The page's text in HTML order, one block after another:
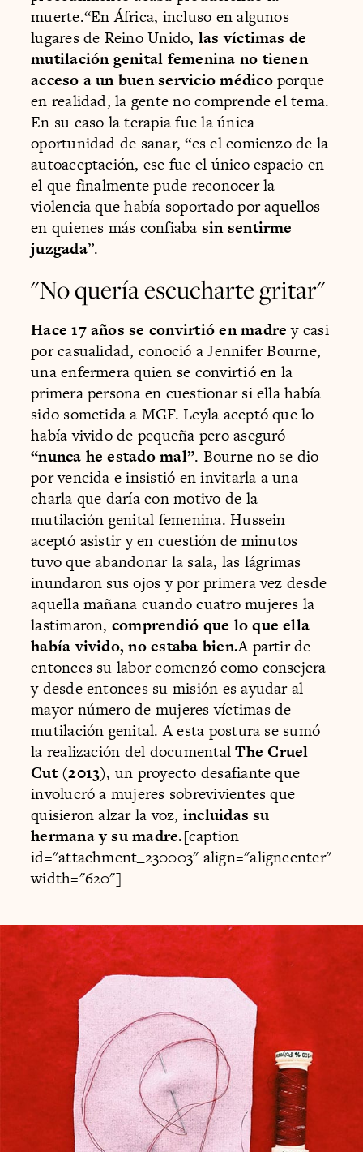
muerte.“En África, incluso en algunos
lugares de Reino Unido, las víctimas de
mutilación genital femenina no tienen
acceso a un buen servicio médicoporque
en realidad, la gente no comprende el tema.
En su caso la terapia fue la única
oportunidad de sanar, “es el comienzo de la
autoaceptación, ese fue el único espacio en
el que finalmente pude reconocer la
violencia que había soportado por aquellos
en quienes más confiaba sin sentirme
juzgada”.
"No quería escucharte gritar"
Hace 17 años se convirtió en madrey casi
por casualidad, conoció a Jennifer Bourne,
una enfermera quien se convirtió en la
primera persona en cuestionar si ella había
sido sometida a MGF. Leyla aceptó que lo
había vivido de pequeña pero aseguró
“nunca he estado mal”. Bourne no se dio
por vencida e insistió en invitarla a una
charla que daría con motivo de la
mutilación genital femenina. Hussein
aceptó asistir y en cuestión de minutos
tuvo que abandonar la sala, las lágrimas
inundaron sus ojos y por primera vez desde
aquella mañana cuando cuatro mujeres la
lastimaron, comprendió que lo que ella
había vivido, no estaba bien.A partir de
entonces su labor comenzó como consejera
y desde entonces su misión es ayudar al
mayor número de mujeres víctimas de
mutilación genital. A esta postura se sumó
la realización del documentalThe Cruel
Cut (2013), un proyecto desafiante que
involucró a mujeres sobrevivientes que
quisieron alzar la voz, incluidas su
hermana y su madre.[caption
id="attachment_230003" align="aligncenter"
width="620"]